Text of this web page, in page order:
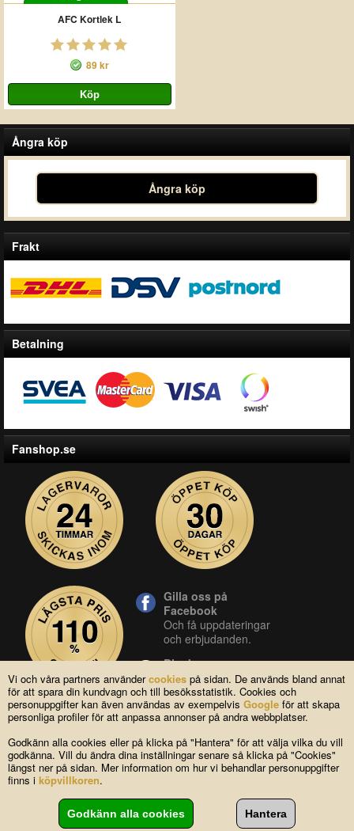
Vi och våra partners användercookies på sidan. De används bland annat
för att spara din kundvagn och till besöksstatistik. Cookies och
personuppgifter kan även användas av exempelvis Google för att skapa
personliga profiler för att anpassa annonser på andra webbplatser.
Godkänn alla cookies eller på klicka på "Hantera" för att välja vilka du vill
godkänna. Vill du ändra dina inställningar senare så klicka på "Cookies"
längst ner på sidan. Mer information om hur vi behandlar personuppgifter
finns i köpvillkoren.
AFC Kortlek L
89 kr
Ångra köp
Ångra köp
Frakt
Betalning
Fanshop.se
Gilla oss på
Facebook
Och få uppdateringar
och erbjudanden.
Blocket
Vår butik på blocket.
YouTube
Se våra produkter live
Copyright © 2004-2026 Lagsidan AB
FAQ|Om oss|Köpvillkor|Cookies |Kontakta oss